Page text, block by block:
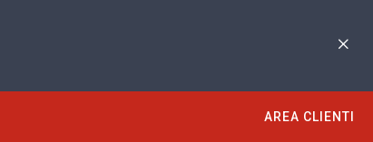
AREA CLIENTI